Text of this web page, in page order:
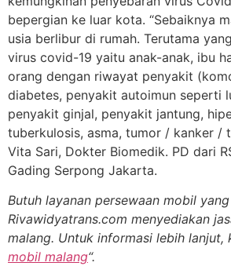
bepergian ke luar kota. “Sebaiknya
usia berlibur di rumah. Terutama
virus covid-19 yaitu anak-anak, ibu
orang dengan riwayat penyakit
diabetes, penyakit autoimun seperti
penyakit ginjal, penyakit jantung,
tuberkulosis, asma, tumor / kanker /
Vita Sari, Dokter Biomedik. PD dari
Gading Serpong Jakarta.
Butuh layanan persewaan mobil
Rivawidyatrans.com menyediakan
malang. Untuk informasi lebih lanjut,
mobil malang“.